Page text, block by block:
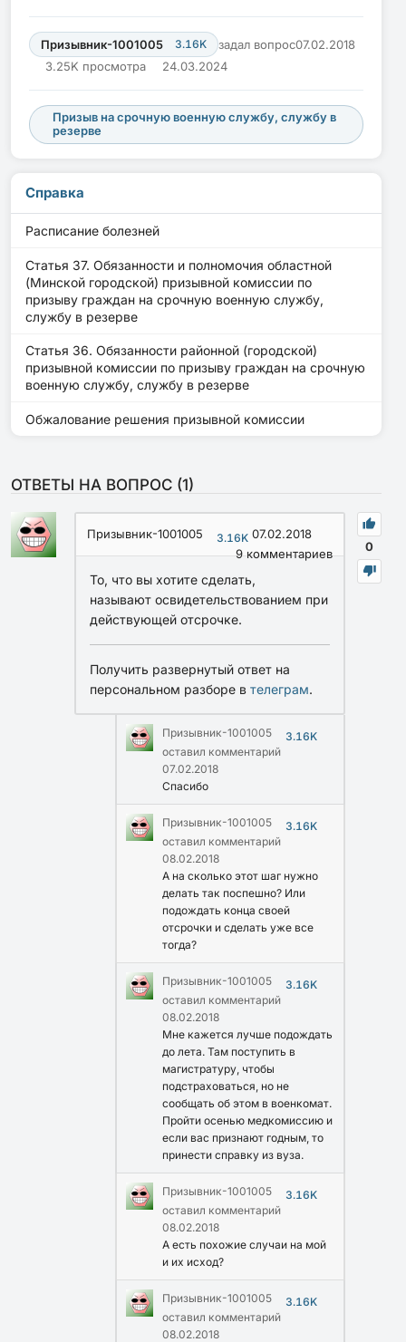
Призывник-1001005 3.16K задал вопрос07.02.2018
3.25K просмотра
24.03.2024
Призыв на срочную военную службу, службу в
резерве
Справка
Расписание болезней
Статья 37. Обязанности и полномочия областной
(Минской городской) призывной комиссии по
призыву граждан на срочную военную службу,
службу в резерве
Статья 36. Обязанности районной (городской)
призывной комиссии по призыву граждан на срочную
военную службу, службу в резерве
Обжалование решения призывной комиссии
ОТВЕТЫ НА ВОПРОС (1)
0
Призывник-1001005 3.16K 07.02.2018
9комментариев
То, что вы хотите сделать,
называют освидетельствованием при
действующей отсрочке.
Получить развернутый ответ на
персональном разборе в телеграм.
Призывник-1001005
3.16K
оставил комментарий
07.02.2018
Спасибо
Призывник-1001005
3.16K
оставил комментарий
08.02.2018
А на сколько этот шаг нужно
делать так поспешно? Или
подождать конца своей
отсрочки и сделать уже все
тогда?
Призывник-1001005
3.16K
оставил комментарий
08.02.2018
Мне кажется лучше подождать
до лета. Там поступить в
магистратуру, чтобы
подстраховаться, но не
сообщать об этом в военкомат.
Пройти осенью медкомиссию и
если вас признают годным, то
принести справку из вуза.
Призывник-1001005
3.16K
оставил комментарий
08.02.2018
А есть похожие случаи на мой
и их исход?
Призывник-1001005
3.16K
оставил комментарий
08.02.2018